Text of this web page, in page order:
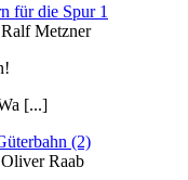
für die Spur 1
Metzner
[...]
(2)
Raab